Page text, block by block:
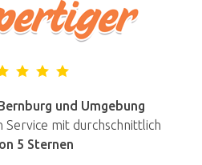
und Umgebung
mit durchschnittlich
5 Sternen